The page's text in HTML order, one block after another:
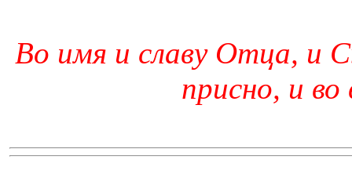
Во имя и славу Отца, и
присно, и во